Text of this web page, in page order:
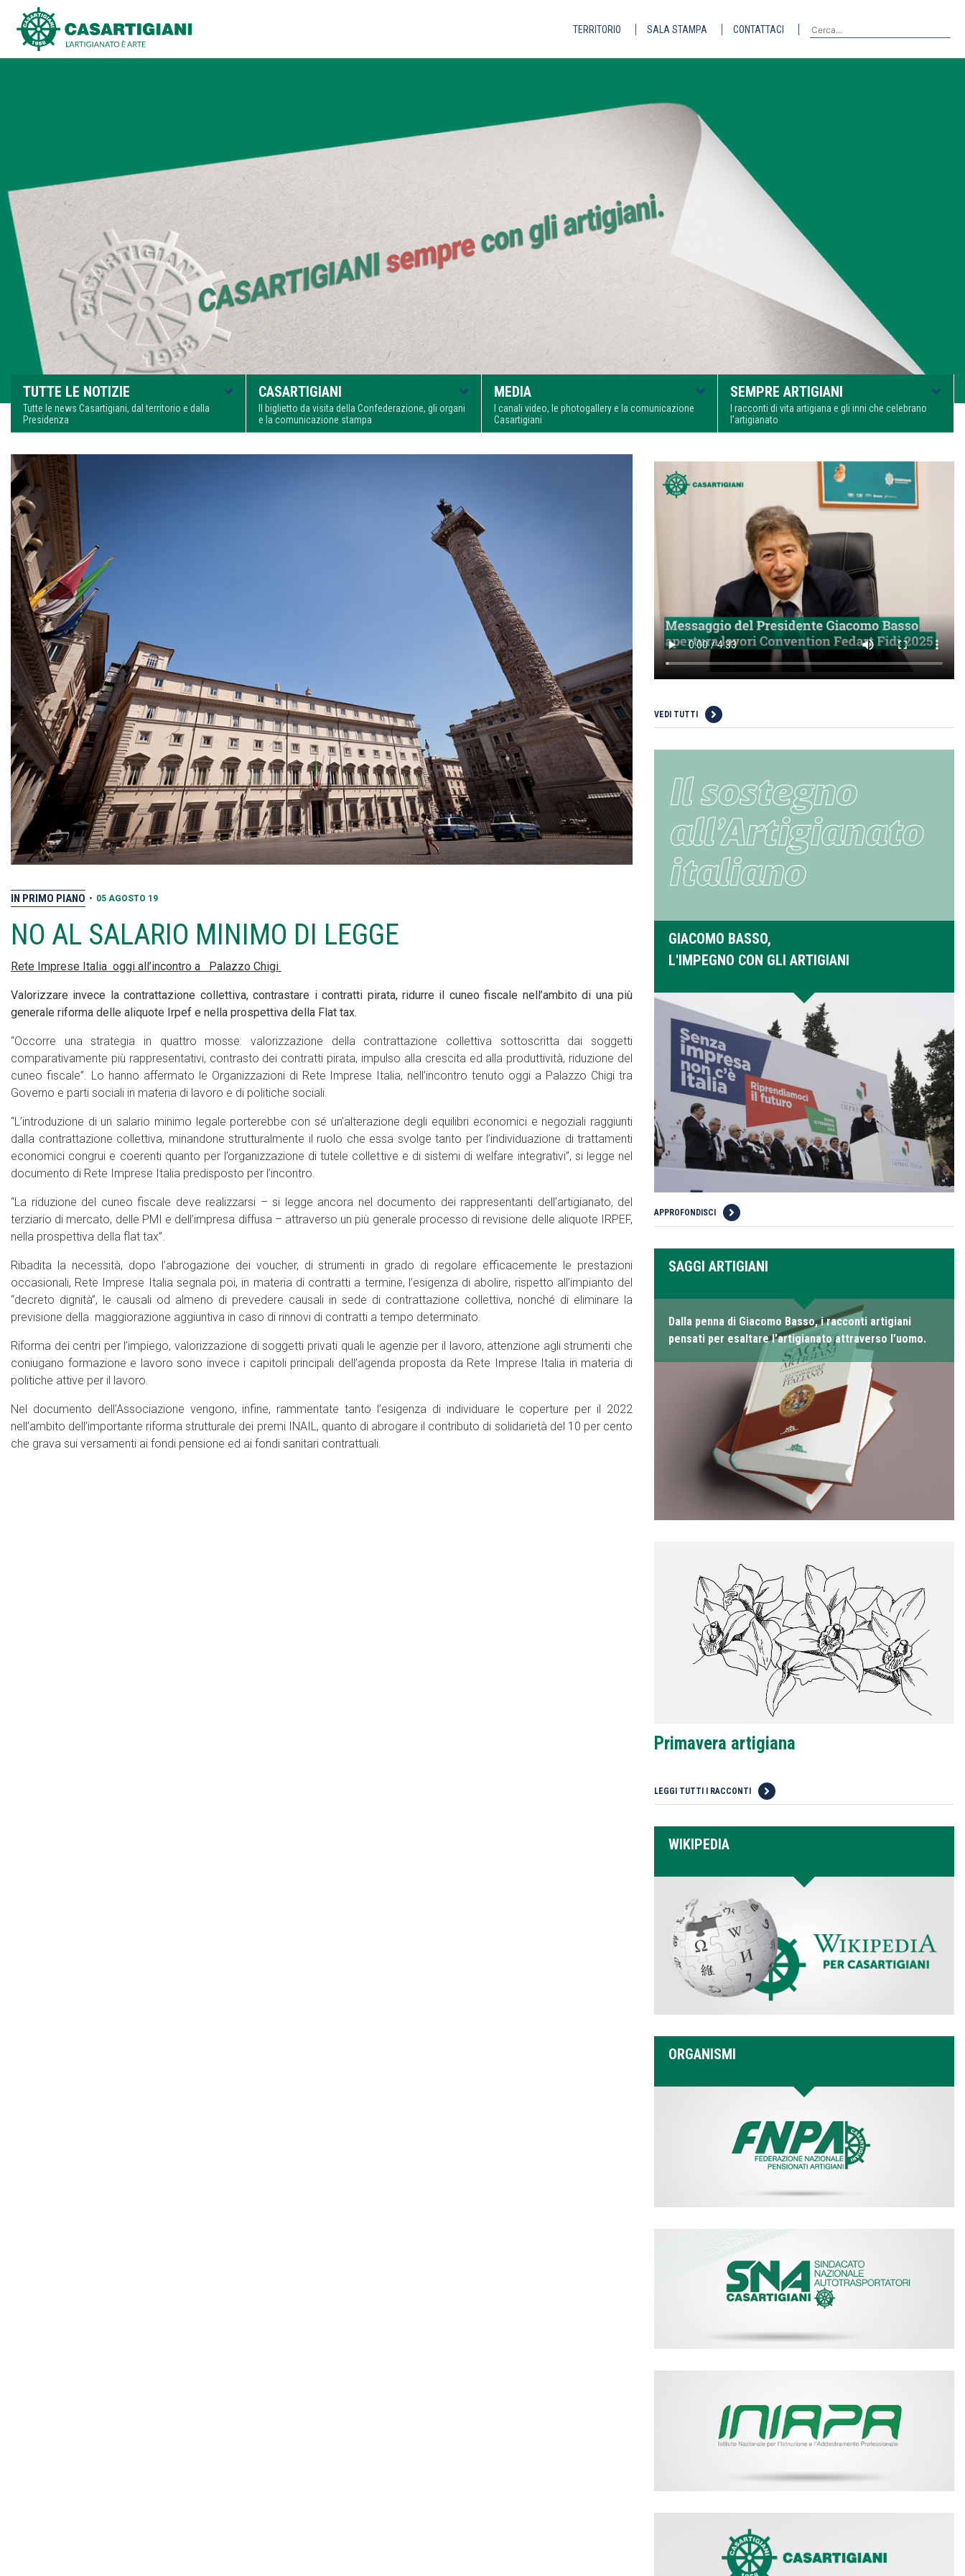
TERRITORIO SALA STAMPA CONTATTACI
TUTTE LE NOTIZIE
Tutte le news Casartigiani, dal territorio e dalla
Presidenza
CASARTIGIANI
Il biglietto da visita della Confederazione, gli organi
e la comunicazione stampa
MEDIA
I canali video, le photogallery e la comunicazione
Casartigiani
SEMPRE ARTIGIANI
I racconti di vita artigiana e gli inni che celebrano
l’artigianato
IN PRIMO PIANO • 05 AGOSTO 19
NO AL SALARIO MINIMO DI LEGGE
Rete Imprese Italia oggi all’incontro a Palazzo Chigi
Valorizzare invece la contrattazione collettiva, contrastare i contratti pirata, ridurre il cuneo fiscale nell’ambito di una più
generale riforma delle aliquote Irpef e nella prospettiva della Flat tax.
“Occorre una strategia in quattro mosse: valorizzazione della contrattazione collettiva sottoscritta dai soggetti
comparativamente più rappresentativi, contrasto dei contratti pirata, impulso alla crescita ed alla produttività, riduzione del
cuneo fiscale”. Lo hanno affermato le Organizzazioni di Rete Imprese Italia, nell’incontro tenuto oggi a Palazzo Chigi tra
Governo e parti sociali in materia di lavoro e di politiche sociali.
“L’introduzione di un salario minimo legale porterebbe con sé un’alterazione degli equilibri economici e negoziali raggiunti
dalla contrattazione collettiva, minandone strutturalmente il ruolo che essa svolge tanto per l’individuazione di trattamenti
economici congrui e coerenti quanto per l’organizzazione di tutele collettive e di sistemi di welfare integrativi”, si legge nel
documento di Rete Imprese Italia predisposto per l’incontro.
“La riduzione del cuneo fiscale deve realizzarsi – si legge ancora nel documento dei rappresentanti dell’artigianato, del
terziario di mercato, delle PMI e dell’impresa diffusa – attraverso un più generale processo di revisione delle aliquote IRPEF,
nella prospettiva della flat tax”.
Ribadita la necessità, dopo l’abrogazione dei voucher, di strumenti in grado di regolare efficacemente le prestazioni
occasionali, Rete Imprese Italia segnala poi, in materia di contratti a termine, l’esigenza di abolire, rispetto all’impianto del
“decreto dignità”, le causali od almeno di prevedere causali in sede di contrattazione collettiva, nonché di eliminare la
previsione della maggiorazione aggiuntiva in caso di rinnovi di contratti a tempo determinato.
Riforma dei centri per l’impiego, valorizzazione di soggetti privati quali le agenzie per il lavoro, attenzione agli strumenti che
coniugano formazione e lavoro sono invece i capitoli principali dell’agenda proposta da Rete Imprese Italia in materia di
politiche attive per il lavoro.
Nel documento dell’Associazione vengono, infine, rammentate tanto l’esigenza di individuare le coperture per il 2022
nell’ambito dell’importante riforma strutturale dei premi INAIL, quanto di abrogare il contributo di solidarietà del 10 per cento
che grava sui versamenti ai fondi pensione ed ai fondi sanitari contrattuali.
VEDI TUTTI
GIACOMO BASSO,
L'IMPEGNO CON GLI ARTIGIANI
APPROFONDISCI
SAGGI ARTIGIANI
Dalla penna di Giacomo Basso, i racconti artigiani
pensati per esaltare l’artigianato attraverso l’uomo.
Primavera artigiana
LEGGI TUTTI I RACCONTI
WIKIPEDIA
ORGANISMI